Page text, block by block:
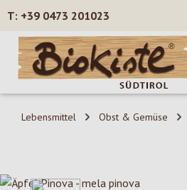
Zum Hauptinhalt springen
+39 0473 201023
Lebensmittel Obst & Gemüse
Bildergalerie überspringen